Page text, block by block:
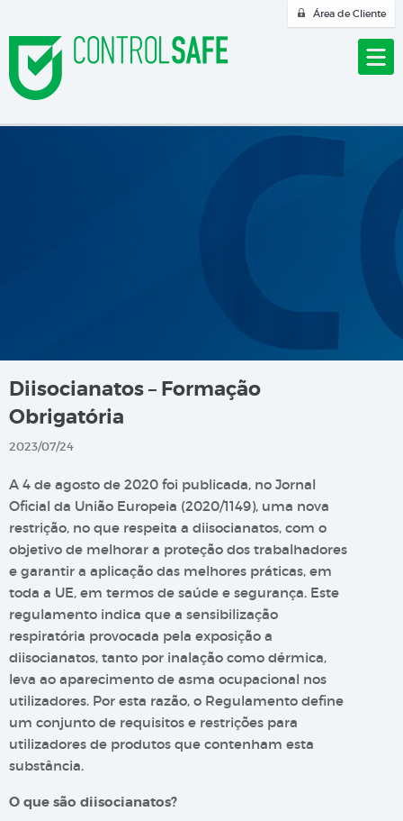
Área de Cliente
Diisocianatos – Formação
Obrigatória
2023/07/24
A 4 de agosto de 2020 foi publicada, no Jornal
Oficial da União Europeia (2020/1149), uma nova
restrição, no que respeita a diisocianatos, com o
objetivo de melhorar a proteção dos trabalhadores
e garantir a aplicação das melhores práticas, em
toda a UE, em termos de saúde e segurança. Este
regulamento indica que a sensibilização
respiratória provocada pela exposição a
diisocianatos, tanto por inalação como dérmica,
leva ao aparecimento de asma ocupacional nos
utilizadores. Por esta razão, o Regulamento define
um conjunto de requisitos e restrições para
utilizadores de produtos que contenham esta
substância.
O que são diisocianatos?